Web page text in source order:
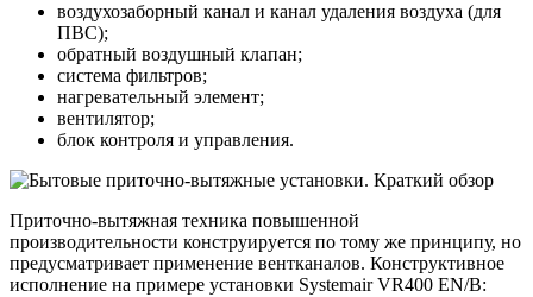
воздухозаборный канал и канал удаления воздуха (для
ПВС);
обратный воздушный клапан;
система фильтров;
нагревательный элемент;
вентилятор;
блок контроля и управления.
Приточно-вытяжная техника повышенной
производительности конструируется по тому же принципу, но
предусматривает применение вентканалов. Конструктивное
исполнение на примере установки Systemair VR400 EN/B: